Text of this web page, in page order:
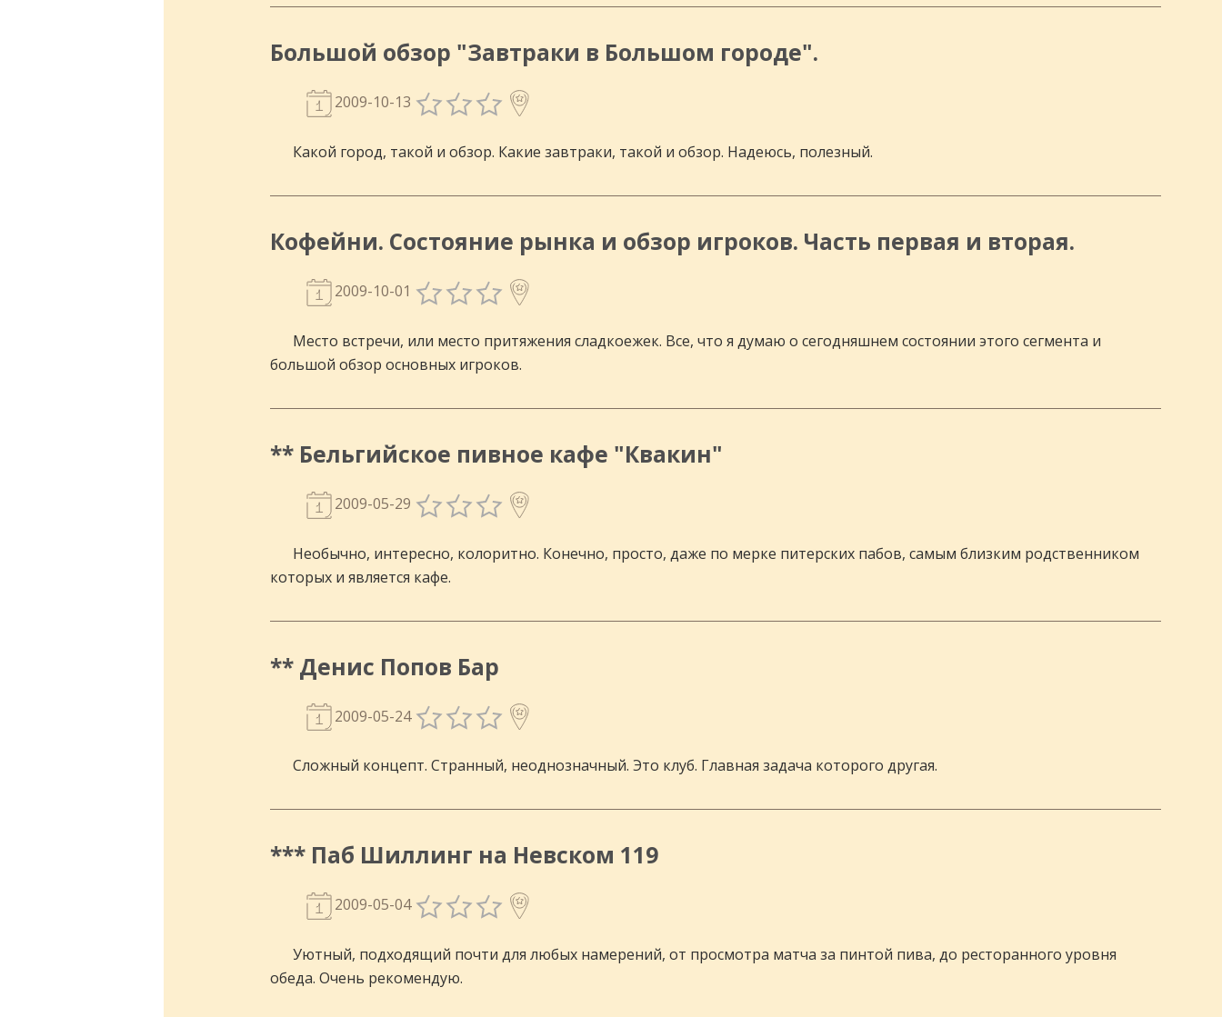
Большой обзор "Завтраки в Большом городе".
2009-10-13
Какой город, такой и обзор. Какие завтраки, такой и обзор. Надеюсь, полезный.
Кофейни. Состояние рынка и обзор игроков. Часть первая и вторая.
2009-10-01
Место встречи, или место притяжения сладкоежек. Все, что я думаю о сегодняшнем состоянии этого сегмента и
большой обзор основных игроков.
** Бельгийское пивное кафе "Квакин"
2009-05-29
Необычно, интересно, колоритно. Конечно, просто, даже по мерке питерских пабов, самым близким родственником
которых и является кафе.
** Денис Попов Бар
2009-05-24
Сложный концепт. Странный, неоднозначный. Это клуб. Главная задача которого другая.
*** Паб Шиллинг на Невском 119
2009-05-04
Уютный, подходящий почти для любых намерений, от просмотра матча за пинтой пива, до ресторанного уровня
обеда. Очень рекомендую.